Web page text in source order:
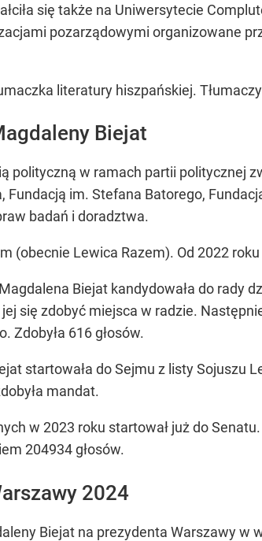
się także na Uniwersytecie
pozarządowymi organizowane
literatury hiszpańskiej.
Biejat
polityczną w ramach partii politycznej
Fundacją im. Stefana Batorego,
badań i doradztwa.
(obecnie Lewica Razem). Od 2022
Biejat kandydowała do rady
jej się zdobyć miejsca w radzie.
Zdobyła 616 głosów.
startowała do Sejmu z listy Sojuszu
mandat.
w 2023 roku startował już do
204934 głosów.
2024
Biejat na prezydenta Warszawy w